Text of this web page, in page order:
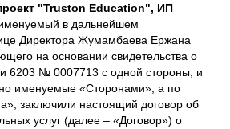
"Truston Education", ИП
в дальнейшем
Директора Жумамбаева Ержана
на основании свидетельства о
6203 № 0007713 с одной стороны, и
именуемые «Сторонами», а по
заключили настоящий договор об
услуг (далее – «Договор») о